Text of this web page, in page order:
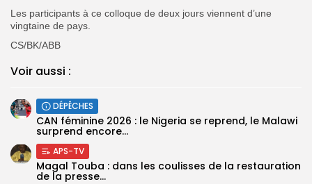
Les participants à ce colloque de deux jours viennent d’une
vingtaine de pays.
CS/BK/ABB
Voir aussi :
DÉPÊCHES
‎CAN féminine 2026 : le Nigeria se reprend, le Malawi
surprend encore...
APS-TV
Magal Touba : dans les coulisses de la restauration
de la presse...